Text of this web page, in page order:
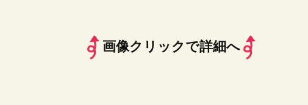
画像クリックで詳細へ